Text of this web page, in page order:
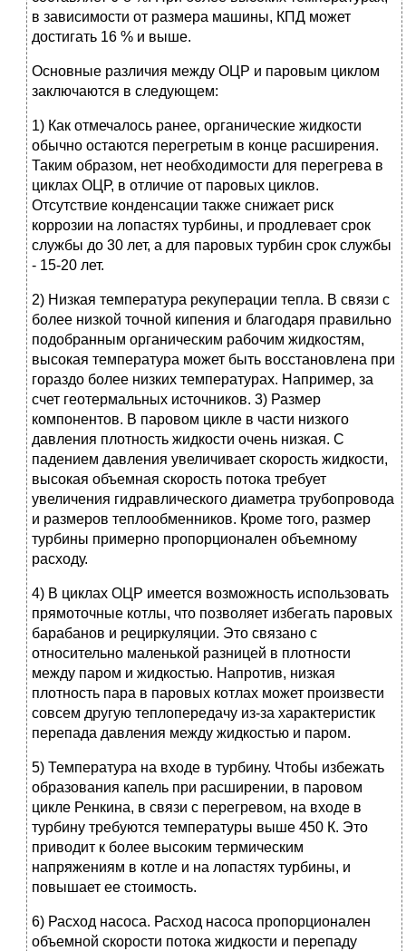
в зависимости от размера машины, КПД может
достигать 16 % и выше.
Основные различия между ОЦР и паровым циклом
заключаются в следующем:
1) Как отмечалось ранее, органические жидкости
обычно остаются перегретым в конце расширения.
Таким образом, нет необходимости для перегрева в
циклах ОЦР, в отличие от паровых циклов.
Отсутствие конденсации также снижает риск
коррозии на лопастях турбины, и продлевает срок
службы до 30 лет, а для паровых турбин срок службы
- 15-20 лет.
2) Низкая температура рекуперации тепла. В связи с
более низкой точной кипения и благодаря правильно
подобранным органическим рабочим жидкостям,
высокая температура может быть восстановлена при
гораздо более низких температурах. Например, за
счет геотермальных источников. 3) Размер
компонентов. В паровом цикле в части низкого
давления плотность жидкости очень низкая. С
падением давления увеличивает скорость жидкости,
высокая объемная скорость потока требует
увеличения гидравлического диаметра трубопровода
и размеров теплообменников. Кроме того, размер
турбины примерно пропорционален объемному
расходу.
4) В циклах ОЦР имеется возможность использовать
прямоточные котлы, что позволяет избегать паровых
барабанов и рециркуляции. Это связано с
относительно маленькой разницей в плотности
между паром и жидкостью. Напротив, низкая
плотность пара в паровых котлах может произвести
совсем другую теплопередачу из-за характеристик
перепада давления между жидкостью и паром.
5) Температура на входе в турбину. Чтобы избежать
образования капель при расширении, в паровом
цикле Ренкина, в связи с перегревом, на входе в
турбину требуются температуры выше 450 К. Это
приводит к более высоким термическим
напряжениям в котле и на лопастях турбины, и
повышает ее стоимость.
6) Расход насоса. Расход насоса пропорционален
объемной скорости потока жидкости и перепаду